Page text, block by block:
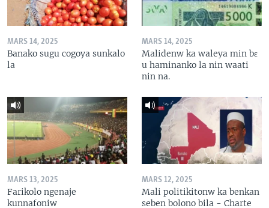
MARS 14, 2025
Banako sugu cogoya sunkalo
la
MARS 14, 2025
Malidenw ka waleya min bɛ
u haminanko la nin waati
nin na.
MARS 13, 2025
Farikolo ngenaje
kunnafoniw
MARS 12, 2025
Mali politikitonw ka benkan
seben bolono bila - Charte